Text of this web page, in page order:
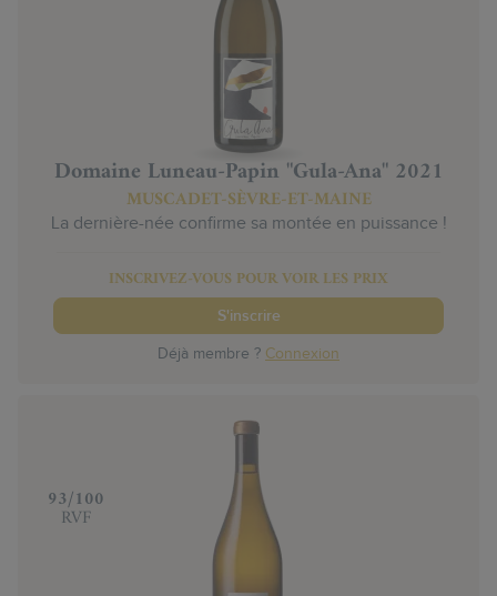
Domaine Luneau-Papin "Gula-Ana" 2021
MUSCADET-SÈVRE-ET-MAINE
La dernière-née confirme sa montée en puissance !
INSCRIVEZ-VOUS POUR VOIR LES PRIX
S'inscrire
Déjà membre ? Connexion
‍93/100
RVF